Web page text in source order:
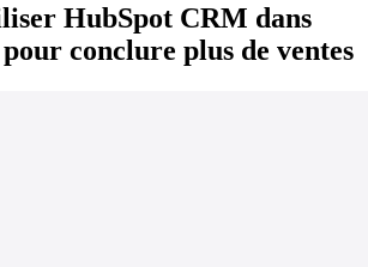
HubSpot CRM dans
conclure plus de ventes